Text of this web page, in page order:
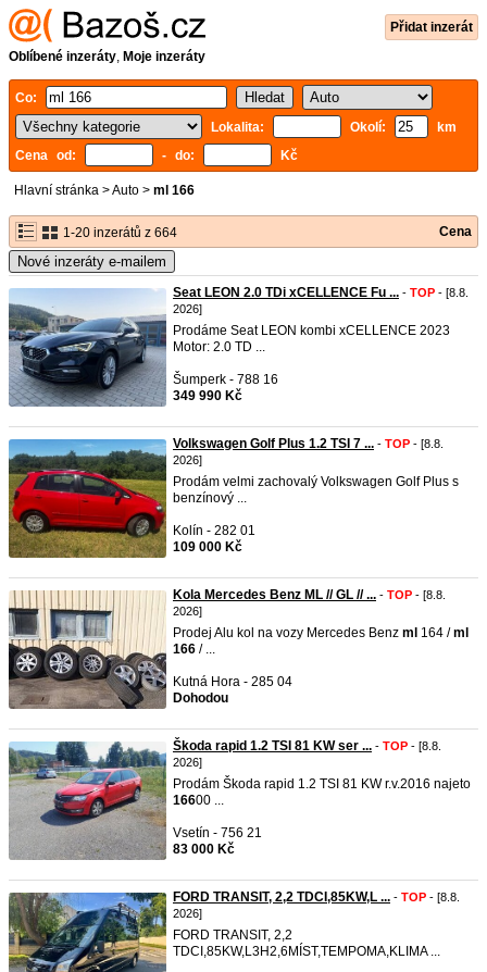
Přidat inzerát
Oblíbené inzeráty, Moje inzeráty
Co:
Lokalita:
Okolí:
km
Cena od:
- do: Kč
Hlavní stránka >Auto > ml 166
1-20 inzerátů z 664 Cena
Nové inzeráty e-mailem
Seat LEON 2.0 TDi xCELLENCE Fu ... - TOP - [8.8.
2026]
Prodáme Seat LEON kombi xCELLENCE 2023
Motor: 2.0 TD ...
Šumperk - 788 16
349 990 Kč
Volkswagen Golf Plus 1.2 TSI 7 ... - TOP - [8.8.
2026]
Prodám velmi zachovalý Volkswagen Golf Plus s
benzínový ...
Kolín - 282 01
109 000 Kč
Kola Mercedes Benz ML // GL // ... - TOP - [8.8.
2026]
Prodej Alu kol na vozy Mercedes Benz ml 164 /ml
166 / ...
Kutná Hora - 285 04
Dohodou
Škoda rapid 1.2 TSI 81 KW ser ... - TOP - [8.8.
2026]
Prodám Škoda rapid 1.2 TSI 81 KW r.v.2016 najeto
16600 ...
Vsetín - 756 21
83 000 Kč
FORD TRANSIT, 2,2 TDCI,85KW,L ... - TOP - [8.8.
2026]
FORD TRANSIT, 2,2
TDCI,85KW,L3H2,6MÍST,TEMPOMA,KLIMA ...